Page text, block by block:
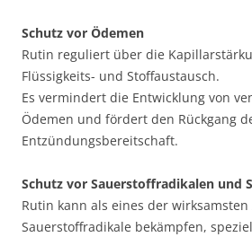
Schutz vor Ödemen
Rutin reguliert über die
Flüssigkeits- und Stoffaustausch.
Es vermindert die Entwicklung von
Ödemen und fördert den Rückgang
Entzündungsbereitschaft.
Schutz vor Sauerstoffradikalen und
Rutin kann als eines der
Sauerstoffradikale bekämpfen,